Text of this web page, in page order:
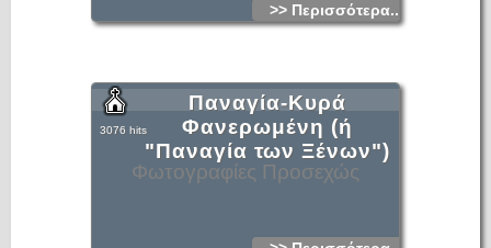
>> Περισσότερα...
Φωτογραφίες Προσεχώς
Παναγία-Κυρά
Φανερωμένη (ή
"Παναγία των Ξένων")
3076 hits